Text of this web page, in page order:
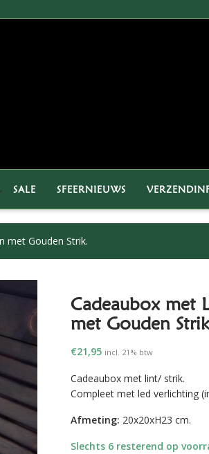
SALE SFEERNIEUWS
met Gouden Strik.
Cadeaubox met
met Gouden
€21,95 incl. 21% btw
Cadeaubox met lint/ strik.
Compleet met led verlichting
Afmeting: 20x20xH23 cm.
Slechts 6 resterend op